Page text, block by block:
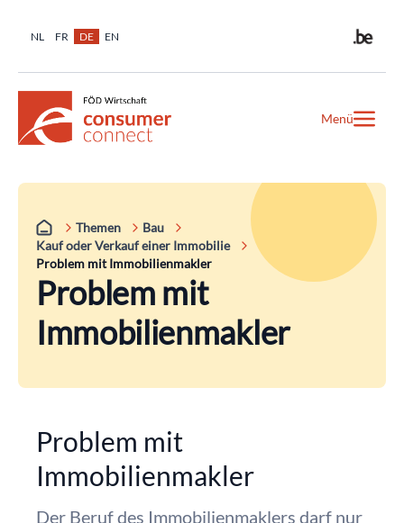
NL FR DE EN
Menü
Themen
Bau
Kauf oder Verkauf einer Immobilie
Problem mit Immobilienmakler
Problem mit
Immobilienmakler
Problem mit
Immobilienmakler
Der Beruf des Immobilienmaklers darf nur